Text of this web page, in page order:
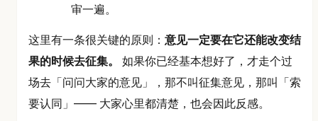
审一遍。
这里有一条很关键的原则： 意见一定要在它还能改变结
果的时候去征集。
如果你已经基本想好了，才走个过
场去「问问大家的意见」，那不叫征集意见，那叫「索
要认同」—— 大家心里都清楚，也会因此反感。